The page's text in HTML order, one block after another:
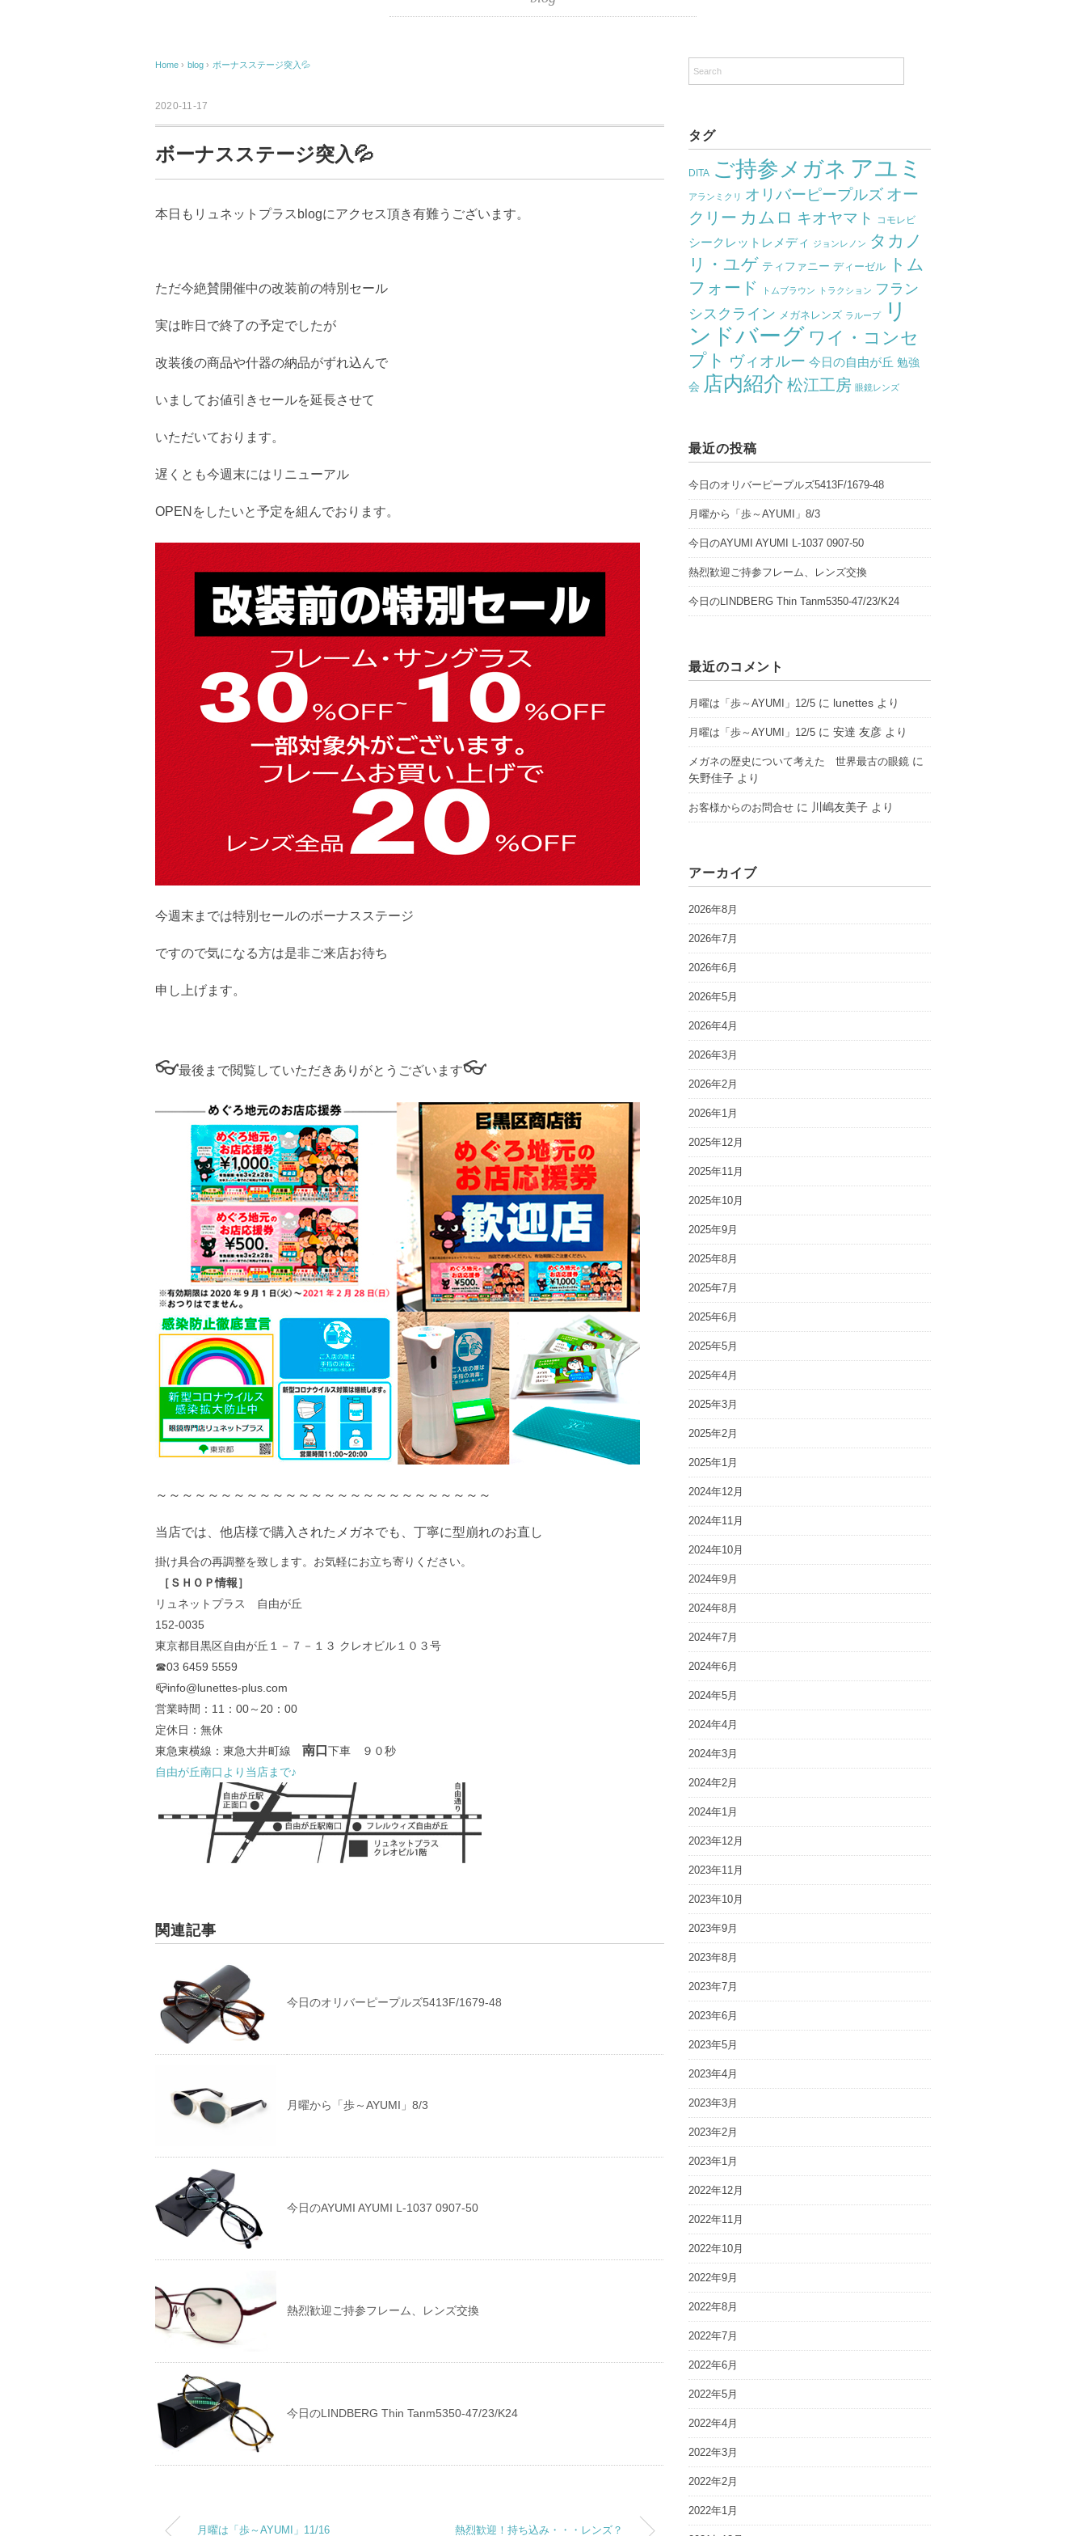
Home › blog › ボーナスステージ突入💦
2020-11-17
ボーナスステージ突入💦
本日もリュネットプラスblogにアクセス頂き有難うございます。
ただ今絶賛開催中の改装前の特別セール
実は昨日で終了の予定でしたが
改装後の商品や什器の納品がずれ込んで
いましてお値引きセールを延長させて
いただいております。
遅くとも今週末にはリニューアル
OPENをしたいと予定を組んでおります。
今週末までは特別セールのボーナスステージ
ですので気になる方は是非ご来店お待ち
申し上げます。
👓最後まで閲覧していただきありがとうございます👓
～～～～～～～～～～～～～～～～～～～～～～～～～～
当店では、他店様で購入されたメガネでも、丁寧に型崩れのお直し
掛け具合の再調整を致します。お気軽にお立ち寄りください。
［ＳＨＯＰ情報］
リュネットプラス 自由が丘
152-0035
東京都目黒区自由が丘１－７－１３ クレオビル１０３号
☎03 6459 5559
📪info@lunettes-plus.com
営業時間：11：00～20：00
定休日：無休
東急東横線：東急大井町線 南口 下車 ９０秒
自由が丘南口より当店まで♪
関連記事
今日のオリバーピープルズ5413F/1679-48
月曜から「歩～AYUMI」8/3
今日のAYUMI AYUMI L-1037 0907-50
熱烈歓迎ご持参フレーム、レンズ交換
今日のLINDBERG Thin Tanm5350-47/23/K24
月曜は「歩～AYUMI」11/16 熱烈歓迎！持ち込み・・・レンズ？
タグ
DITA ご持参メガネ アユミ
アランミクリ オリバーピープルズ オー
クリー カムロ キオヤマト コモレビ
シークレットレメディ ジョンレノン タカノ
リ・ユゲ ティファニー ディーゼル
トム
フォード
トムブラウン トラクション フラン
シスクライン メガネレンズ ラループ
リ
ンドバーグ ワイ・コンセ
プト ヴィオルー 今日の自由が丘 勉強
会 店内紹介 松江工房 眼鏡レンズ
最近の投稿
今日のオリバーピープルズ5413F/1679-48
月曜から「歩～AYUMI」8/3
今日のAYUMI AYUMI L-1037 0907-50
熱烈歓迎ご持参フレーム、レンズ交換
今日のLINDBERG Thin Tanm5350-47/23/K24
最近のコメント
月曜は「歩～AYUMI」12/5 に lunettes より
月曜は「歩～AYUMI」12/5 に安達 友彦 より
メガネの歴史について考えた 世界最古の眼鏡 に
矢野佳子 より
お客様からのお問合せ に 川嶋友美子 より
アーカイブ
2026年8月
2026年7月
2026年6月
2026年5月
2026年4月
2026年3月
2026年2月
2026年1月
2025年12月
2025年11月
2025年10月
2025年9月
2025年8月
2025年7月
2025年6月
2025年5月
2025年4月
2025年3月
2025年2月
2025年1月
2024年12月
2024年11月
2024年10月
2024年9月
2024年8月
2024年7月
2024年6月
2024年5月
2024年4月
2024年3月
2024年2月
2024年1月
2023年12月
2023年11月
2023年10月
2023年9月
2023年8月
2023年7月
2023年6月
2023年5月
2023年4月
2023年3月
2023年2月
2023年1月
2022年12月
2022年11月
2022年10月
2022年9月
2022年8月
2022年7月
2022年6月
2022年5月
2022年4月
2022年3月
2022年2月
2022年1月